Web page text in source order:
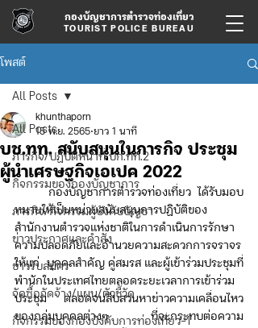
กองบัญชาการตำรวจท่องเที่ยว
TOURIST POLICE BUREAU
โพสต์
All Posts
ภารกิจ/ปฏิบัติหน้าที่ บก.ทท.2
กิจกรรมของกองบัญชาการ
ภารกิจ/กิจกรรมผู้บังคับบัญชา
ข่าวประกาศและคำสั่ง
ข่าวรับสมัคร
จัดซื้อจัดจ้าง/แผน/ตัวชี้วัด
กิจกรรมของกองบังคับการท่องเที่ยว-1
All Posts
บช.ทท. สนับสนุนในภารกิจ ประชุม
ผู้นำเศรษฐกิจเอเปค 2022
khunthaporn
15 พ.ย. 2565 ยาว 1 นาที
หมายให้เป็นหน่วยสนับสนุนการปฏิบัติของ
สำนักงานตำรวจแห่งชาติในการดำเนินการรักษา
ความปลอดภัยและอำนวยความสะดวกการจราจร
ให้แก่  บุคคลสำคัญ คู่สมรส และผู้เข้าร่วมประชุมที่
พำนักในประเทศไทยตลอดระยะเวลาการเข้าร่วม
ประชุม ตลอดจนสืบสวนหาข่าวความเคลื่อนไหว
ของกลุ่มบุคคลต่างๆ ที่จะกระทบต่อความ